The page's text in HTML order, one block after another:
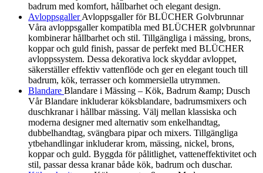
badrum med komfort, hållbarhet och elegant design.
AvloppsgallerAvloppsgaller för BLÜCHER Golvbrunnar
Våra avloppsgaller kompatibla med BLÜCHER golvbrunnar
kombinerar hållbarhet och stil. Tillgängliga i mässing, brons,
koppar och guld finish, passar de perfekt med BLÜCHER
avloppssystem. Dessa dekorativa lock skyddar avloppet,
säkerställer effektiv vattenflöde och ger en elegant touch till
badrum, kök, terrasser och kommersiella utrymmen.
Blandare Blandare i Mässing – Kök, Badrum &amp; Dusch
Vår Blandare inkluderar köksblandare, badrumsmixers och
duschkranar i hållbar mässing. Välj mellan klassiska och
moderna designer med alternativ som enkelhandtag,
dubbelhandtag, svängbara pipar och mixers. Tillgängliga
ytbehandlingar inkluderar krom, mässing, nickel, brons,
koppar och guld. Byggda för pålitlighet, vatteneffektivitet och
stil, passar dessa kranar både kök, badrum och duschar.